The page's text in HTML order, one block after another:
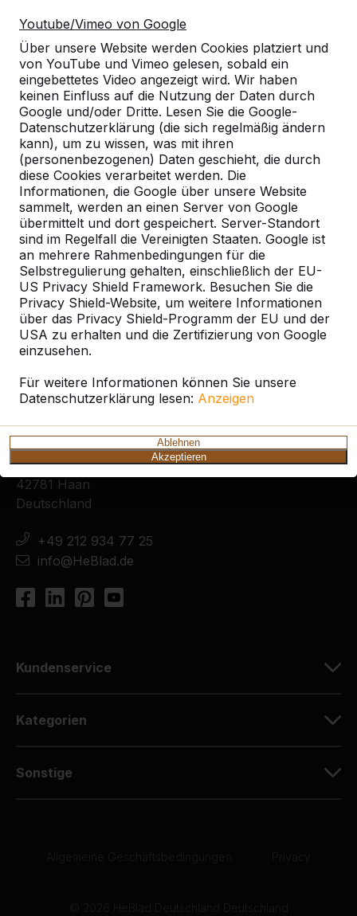
Youtube/Vimeo von Google
Über unsere Website werden Cookies platziert und
von YouTube und Vimeo gelesen, sobald ein
eingebettetes Video angezeigt wird. Wir haben
keinen Einfluss auf die Nutzung der Daten durch
Google und/oder Dritte. Lesen Sie die Google-
Datenschutzerklärung (die sich regelmäßig ändern
kann), um zu wissen, was mit ihren
(personenbezogenen) Daten geschieht, die durch
diese Cookies verarbeitet werden. Die
Informationen, die Google über unsere Website
sammelt, werden an einen Server von Google
übermittelt und dort gespeichert. Server-Standort
sind im Regelfall die Vereinigten Staaten. Google ist
an mehrere Rahmenbedingungen für die
Selbstregulierung gehalten, einschließlich der EU-
US Privacy Shield Framework. Besuchen Sie die
Privacy Shield-Website, um weitere Informationen
über das Privacy Shield-Programm der EU und der
USA zu erhalten und die Zertifizierung von Google
einzusehen.
Für weitere Informationen können Sie unsere
Datenschutzerklärung lesen: Anzeigen
Ablehnen
Akzeptieren
Alles anzeigen
Kategorie
Alles anzeigen
Ort oder Postleitzahl suchen
Zie ook
Merzenich Nörvenich
HeBlad Deutschland
Diekerstraße 97
42781 Haan
Deutschland
+49 212 934 77 25
info@HeBlad.de
Kundenservice
Kategorien
Sonstige